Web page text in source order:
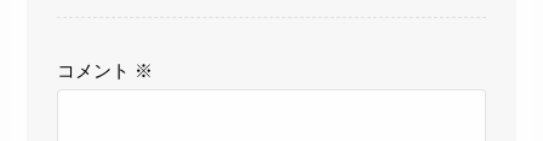
コメント ※